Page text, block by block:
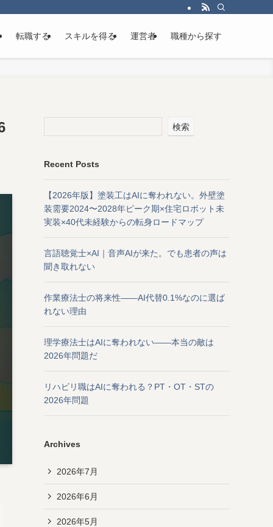
転職する スキルを得る 運営者 職種から探す
検索
Recent Posts
【2026年版】塗装工はAIに奪われない。外壁塗
装需要2024〜2028年ピーク期×住宅ロボット未
実装×40代未経験からの転身ロードマップ
言語聴覚士×AI｜音声AIが来た。でも患者の声は
聞き取れない
作業療法士の将来性——AI代替0.1%なのに選ば
れない理由
理学療法士はAIに奪われない——本当の敵は
2026年問題だ
リハビリ職はAIに奪われる？PT・OT・STの
2026年問題
Archives
2026年7月
2026年6月
2026年5月